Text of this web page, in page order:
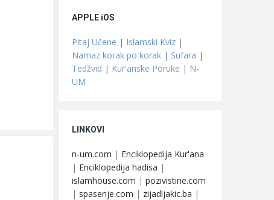
APPLE iOS
Pitaj Učene | Islamski Kviz |
Namaz korak po korak | Sufara |
Tedžvid | Kur'anske Poruke | N-
UM
LINKOVI
n-um.com | Enciklopedija Kur'ana
| Enciklopedija hadisa |
islamhouse.com | pozivistine.com
| spasenje.com | zijadljakic.ba |